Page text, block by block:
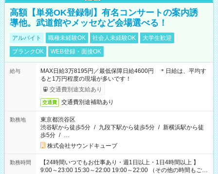
高額【単発OK登録制】有名コンサートの案内誘
導他。武道館やメッセなど会場選べる！
アルバイト 職種未経験OK 社会人未経験OK
大学生歓迎
ブランクOK
WEB登録・面接OK
給与
MAX日給3万8195円／最低保障日給4600円 ＊日給は、平均す
ると1万円程度の現場が多いです！
交通費別途支給あり
交通費 交通費別途補助あり
勤務地
東京都渋谷区
渋谷駅から徒歩5分 / 九段下駅から徒歩5分 / 新横浜駅から徒
歩5分 / …
株式会社サウンドキューブ
勤務時間
【24時間いつでもお仕事あり・週1日以上・1日4時間以上 】
9:00～23:00 15:30～22:00 19:00～22:00 （その他の時間もござ